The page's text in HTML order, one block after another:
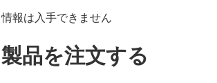
情報は入手できません
製品を注文する